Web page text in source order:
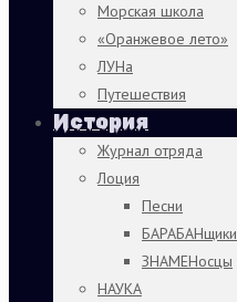
Морская школа
«Оранжевое лето»
ЛУНа
Путешествия
История
Журнал отряда
Лоция
Песни
БАРАБАНщики
ЗНАМЕНосцы
НАУКА